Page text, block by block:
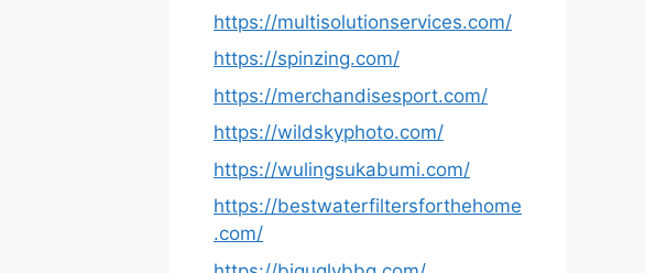
https://multisolutionservices.com/
https://spinzing.com/
https://merchandisesport.com/
https://wildskyphoto.com/
https://wulingsukabumi.com/
https://bestwaterfiltersforthehome
.com/